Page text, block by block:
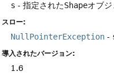
s - 指定されたShapeオブジ
スロー:
NullPointerException -
導入されたバージョン:
1.6